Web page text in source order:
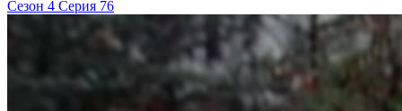
Сезон 4 Серия 76